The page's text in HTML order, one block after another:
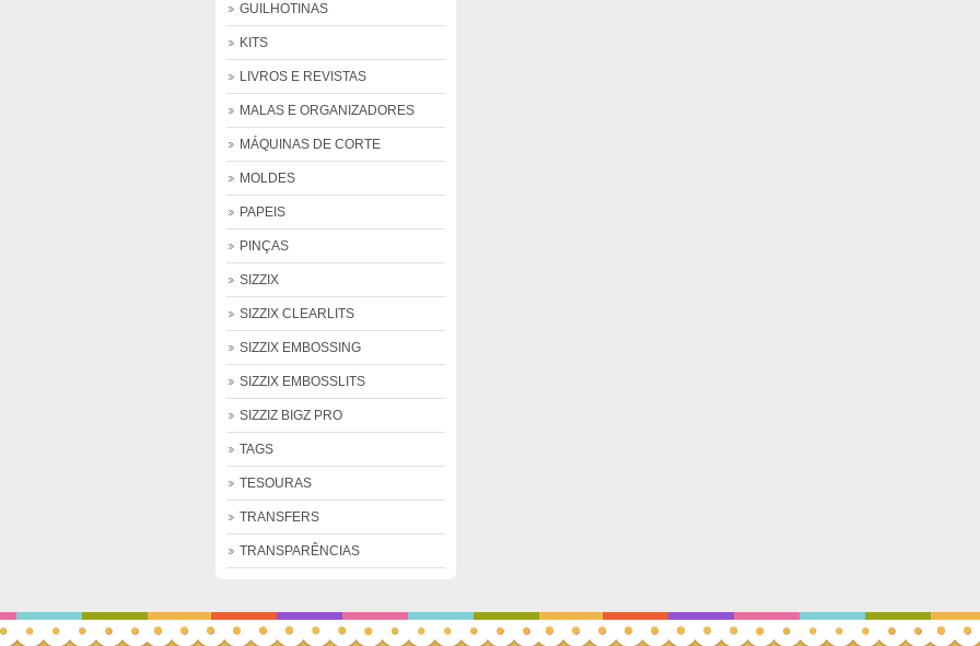
GUILHOTINAS
KITS
LIVROS E REVISTAS
MALAS E ORGANIZADORES
MÁQUINAS DE CORTE
MOLDES
PAPEIS
PINÇAS
SIZZIX
SIZZIX CLEARLITS
SIZZIX EMBOSSING
SIZZIX EMBOSSLITS
SIZZIZ BIGZ PRO
TAGS
TESOURAS
TRANSFERS
TRANSPARÊNCIAS